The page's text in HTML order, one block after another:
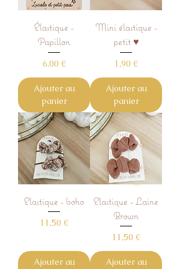
Élastique -
Papillon
Prix
6,00 €
Ajouter au
panier
Mini élastique -
petit ♥️
Prix
1,90 €
Ajouter au
panier
Elastique - boho
Prix
11,50 €
Ajouter au
Elastique - Laine
Brown
Prix
11,50 €
Ajouter au